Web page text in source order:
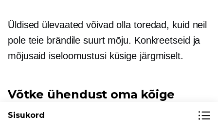
Üldised ülevaated võivad olla toredad, kuid neil
pole teie brändile suurt mõju. Konkreetseid ja
mõjusaid iseloomustusi küsige järgmiselt.
Võtke ühendust oma kõige
püsiklientidega
Sisukord